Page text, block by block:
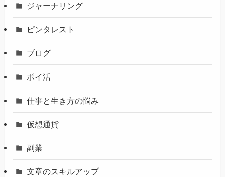
ジャーナリング
ピンタレスト
ブログ
ポイ活
仕事と生き方の悩み
仮想通貨
副業
文章のスキルアップ